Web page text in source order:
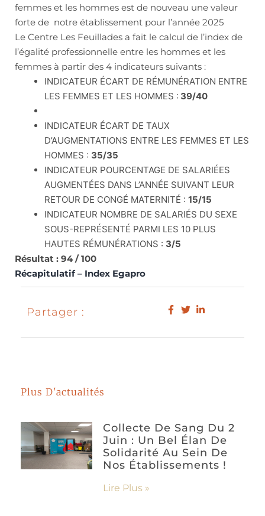
femmes et les hommes est de nouveau une valeur
forte de notre établissement pour l’année 2025
Le Centre Les Feuillades a fait le calcul de l’index de
l’égalité professionnelle entre les hommes et les
femmes à partir des 4 indicateurs suivants :
INDICATEUR ÉCART DE RÉMUNÉRATION ENTRE
LES FEMMES ET LES HOMMES : 39/40
INDICATEUR ÉCART DE TAUX
D’AUGMENTATIONS ENTRE LES FEMMES ET LES
HOMMES : 35/35
INDICATEUR POURCENTAGE DE SALARIÉES
AUGMENTÉES DANS L’ANNÉE SUIVANT LEUR
RETOUR DE CONGÉ MATERNITÉ : 15/15
INDICATEUR NOMBRE DE SALARIÉS DU SEXE
SOUS-REPRÉSENTÉ PARMI LES 10 PLUS
HAUTES RÉMUNÉRATIONS : 3/5
Résultat : 94 / 100
Récapitulatif – Index Egapro
Partager :
Plus D'actualités
Collecte De Sang Du 2
Juin : Un Bel Élan De
Solidarité Au Sein De
Nos Établissements !
Lire Plus »